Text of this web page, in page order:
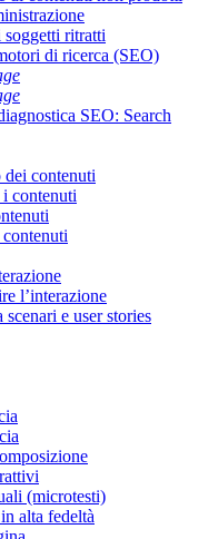
soggetti ritratti
di ricerca (SEO)
SEO: Search
dei contenuti
contenuti
l’interazione
e user stories
(microtesti)
alta fedeltà